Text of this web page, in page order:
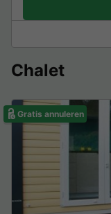
Chalet
Gratis annuleren